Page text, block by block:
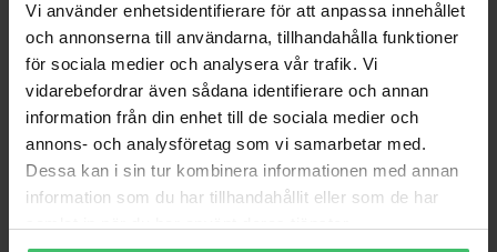
Vi använder enhetsidentifierare för att anpassa innehållet
och annonserna till användarna, tillhandahålla funktioner
för sociala medier och analysera vår trafik. Vi
vidarebefordrar även sådana identifierare och annan
information från din enhet till de sociala medier och
annons- och analysföretag som vi samarbetar med.
Dessa kan i sin tur kombinera informationen med annan
information som du har tillhandahållit eller som de har
WEBBUTIK
Funktionella löparkläder, tillbehör, strumpor och skor.
Till butiken